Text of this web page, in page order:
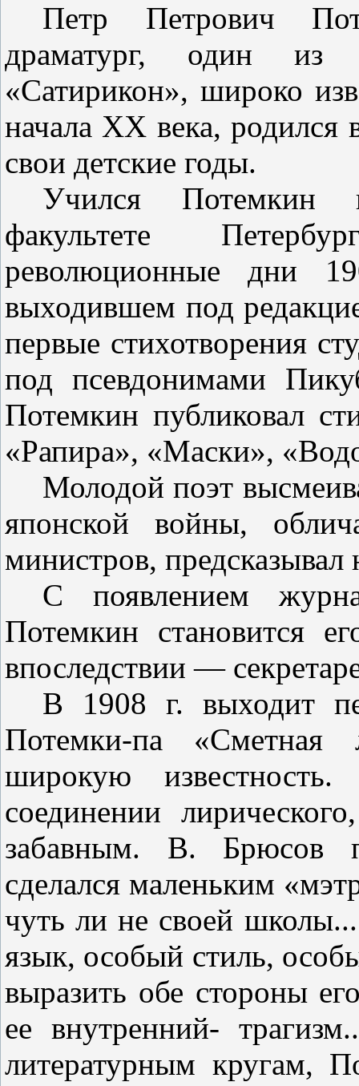
Петр Петрович
драматург, один из
«Сатирикон», широко
начала XX века, родил­ся
свои детские годы.
Учился Потемкин
факуль­тете
революционные дни
выходившем под
первые стихотворения
под псевдонимами
Потемкин публиковал
«Рапира», «Маски»,
Молодой поэт
япон­ской войны,
министров,
С появлением
Потемкин становится
впоследствии —
В 1908 г. выходит
Потемки-па «Сметная
широкую
соединении
забавным. В. Брюсов
сделался маленьким
чуть ли не своей
язык, особый стиль,
выра­зить обе стороны
ее внутрен­ний-
литературным кругам,